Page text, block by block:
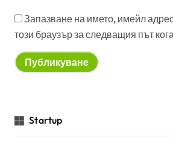
Запазване на името, имейл
този браузър за следващия път
Startup